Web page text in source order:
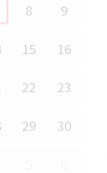
8 9
15 16
22 23
29 30